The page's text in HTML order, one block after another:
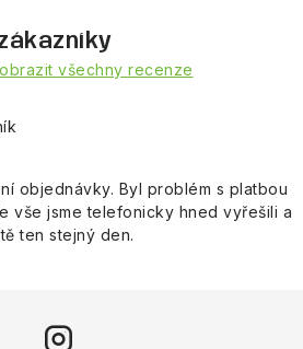
Vrácení a výměna zboží
všechny recenze
objednávky. Byl problém s platbou
vše jsme telefonicky hned vyřešili a
ten stejný den.